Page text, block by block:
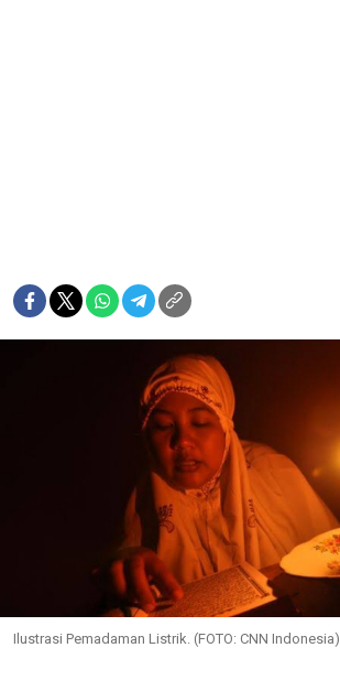
Ilustrasi Pemadaman Listrik. (FOTO: CNN Indonesia)